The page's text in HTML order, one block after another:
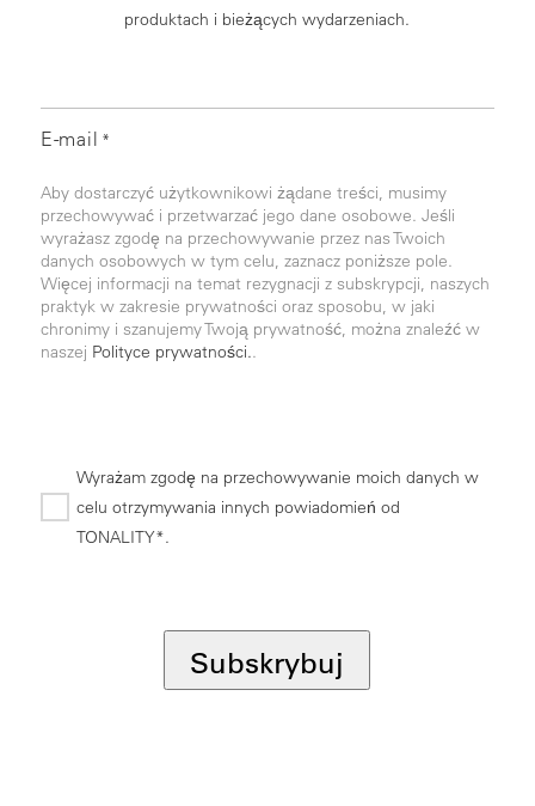
produktach i bieżących wydarzeniach.
E-mail *
Aby dostarczyć użytkownikowi żądane treści, musimy
przechowywać i przetwarzać jego dane osobowe. Jeśli
wyrażasz zgodę na przechowywanie przez nas Twoich
danych osobowych w tym celu, zaznacz poniższe pole.
Więcej informacji na temat rezygnacji z subskrypcji, naszych
praktyk w zakresie prywatności oraz sposobu, w jaki
chronimy i szanujemy Twoją prywatność, można znaleźć w
naszej Polityce prywatności..
Wyrażam zgodę na przechowywanie moich danych w
celu otrzymywania innych powiadomień od
TONALITY*.
Subskrybuj